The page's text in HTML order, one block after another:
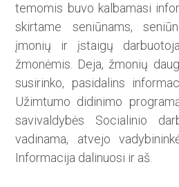
temomis buvo kalbamasi
skirtame seniūnams,
įmo­nių ir įstaigų
žmonėmis. Deja, žmonių
susirinko, pasidalins
Užimtumo didinimo
savivaldybės Socialinio
vadinama, atvejo
Informacija dalinuosi ir aš.